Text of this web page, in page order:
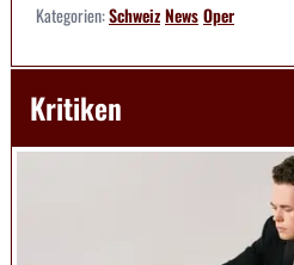
Kategorien:SchweizNewsOper
Kritiken